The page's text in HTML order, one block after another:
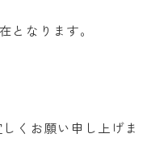
となります。
くお願い申し上げま